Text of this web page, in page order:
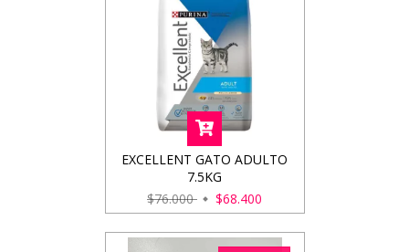
EXCELLENT GATO ADULTO
7.5KG
$76.000
$68.400